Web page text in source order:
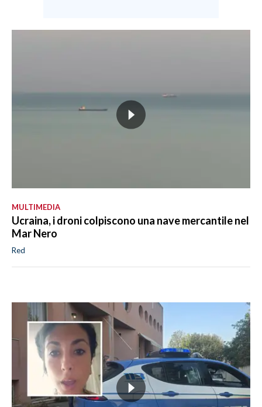
MULTIMEDIA
Ucraina, i droni colpiscono una nave mercantile nel
Mar Nero
Red